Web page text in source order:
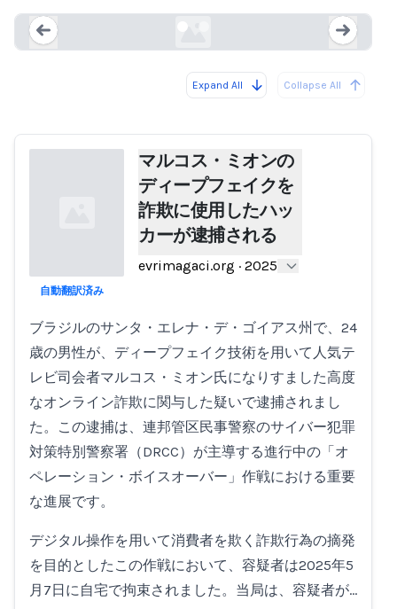
Expand All Collapse All
マルコス・ミオンの
ディープフェイクを
詐欺に使用したハッ
カーが逮捕される
evrimagaci.org · 2025
自動翻訳済み
ブラジルのサンタ・エレナ・デ・ゴイアス州で、24
歳の男性が、ディープフェイク技術を用いて人気テ
レビ司会者マルコス・ミオン氏になりすました高度
なオンライン詐欺に関与した疑いで逮捕されまし
た。この逮捕は、連邦管区民事警察のサイバー犯罪
対策特別警察署（DRCC）が主導する進行中の「オ
ペレーション・ボイスオーバー」作戦における重要
な進展です。
デジタル操作を用いて消費者を欺く詐欺行為の摘発
を目的としたこの作戦において、容疑者は2025年5
月7日に自宅で拘束されました。当局は、容疑者が…